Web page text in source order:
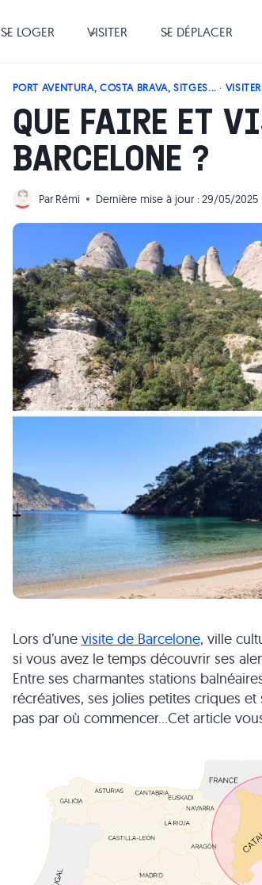
SE LOGER VISITER SE DÉPLACER
PORT AVENTURA, COSTA BRAVA, SITGES... · VISITER
QUE FAIRE ET
BARCELONE ?
Par Rémi Dernière mise à jour : 29/05/2025
Lors d’une visite de Barcelone, ville
si vous avez le temps découvrir ses
Entre ses charmantes stations
récréatives, ses jolies petites criques
pas par où commencer…Cet article